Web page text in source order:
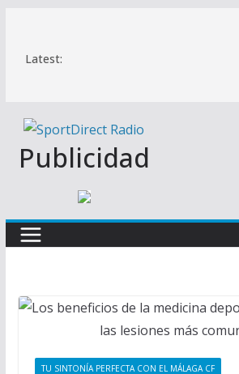
contenido
Latest:
Publicidad
TU SINTONÍA PERFECTA CON EL MÁLAGA CF